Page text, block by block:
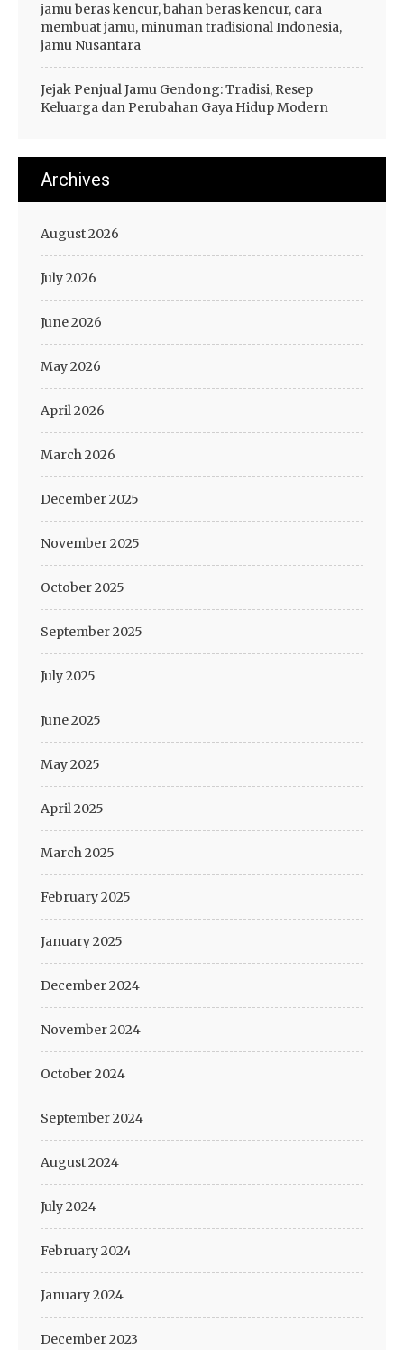
jamu beras kencur, bahan beras kencur, cara
membuat jamu, minuman tradisional Indonesia,
jamu Nusantara
Jejak Penjual Jamu Gendong: Tradisi, Resep
Keluarga dan Perubahan Gaya Hidup Modern
Archives
August 2026
July 2026
June 2026
May 2026
April 2026
March 2026
December 2025
November 2025
October 2025
September 2025
July 2025
June 2025
May 2025
April 2025
March 2025
February 2025
January 2025
December 2024
November 2024
October 2024
September 2024
August 2024
July 2024
February 2024
January 2024
December 2023